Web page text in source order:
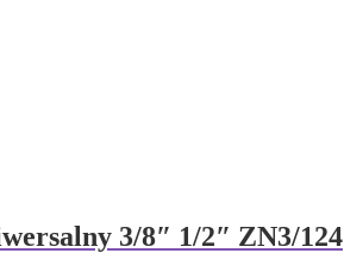
3/8″ 1/2″ ZN3/124